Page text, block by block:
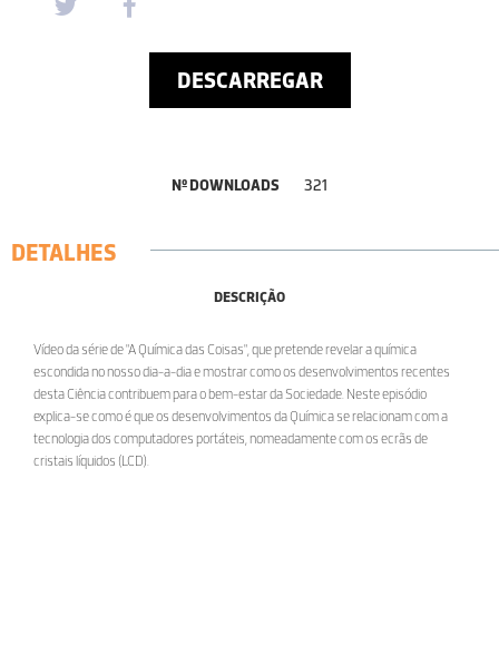
DESCARREGAR
Nº DOWNLOADS 321
DETALHES
DESCRIÇÃO
Vídeo da série de "A Química das Coisas", que pretende revelar a química
escondida no nosso dia-a-dia e mostrar como os desenvolvimentos recentes
desta Ciência contribuem para o bem-estar da Sociedade. Neste episódio
explica-se como é que os desenvolvimentos da Química se relacionam com a
tecnologia dos computadores portáteis, nomeadamente com os ecrãs de
cristais líquidos (LCD).